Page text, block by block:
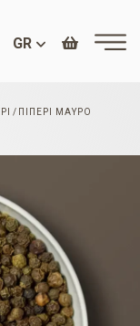
GR
ΠΙΠΈΡΙ ΜΑΎΡΟ